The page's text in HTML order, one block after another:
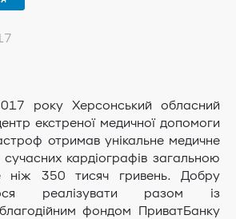
року Херсонський обласний
екстреної медичної допомоги
отримав унікальне медичне
кардіографів загальною
ніж 350 тисяч гривень. Добру
реалізувати разом із
фондом ПриватБанку